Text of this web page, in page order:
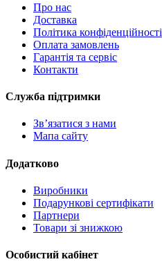
Про нас
Доставка
Політика конфіденційності
Оплата замовлень
Гарантія та сервіс
Контакти
Служба підтримки
Зв’язатися з нами
Мапа сайту
Додатково
Виробники
Подарункові сертифікати
Партнери
Товари зі знижкою
Особистий кабінет